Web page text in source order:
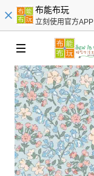
布能布玩
立刻使用官方APP